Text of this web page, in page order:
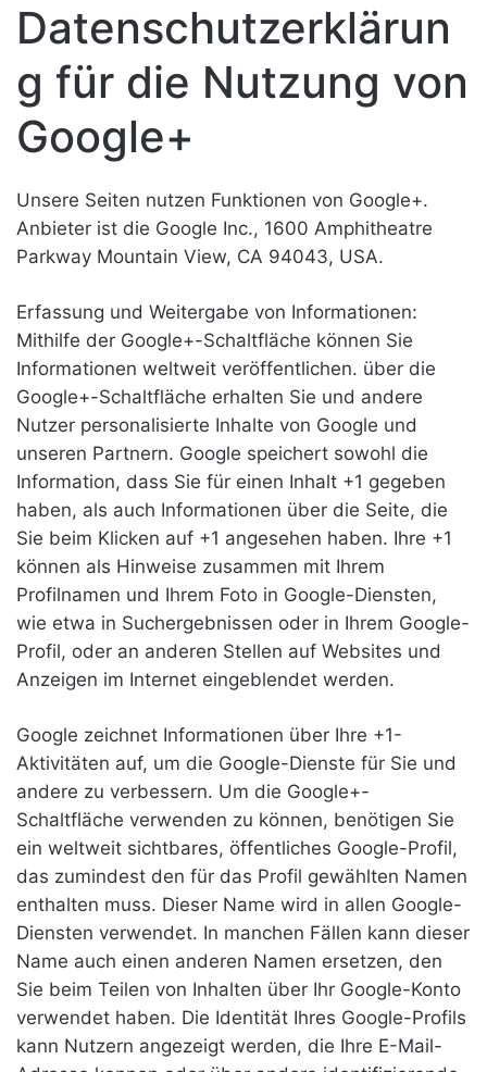
Datenschutzerklärun
g für die Nutzung von
Google+
Unsere Seiten nutzen Funktionen von Google+.
Anbieter ist die Google Inc., 1600 Amphitheatre
Parkway Mountain View, CA 94043, USA.
Erfassung und Weitergabe von Informationen:
Mithilfe der Google+-Schaltfläche können Sie
Informationen weltweit veröffentlichen. über die
Google+-Schaltfläche erhalten Sie und andere
Nutzer personalisierte Inhalte von Google und
unseren Partnern. Google speichert sowohl die
Information, dass Sie für einen Inhalt +1 gegeben
haben, als auch Informationen über die Seite, die
Sie beim Klicken auf +1 angesehen haben. Ihre +1
können als Hinweise zusammen mit Ihrem
Profilnamen und Ihrem Foto in Google-Diensten,
wie etwa in Suchergebnissen oder in Ihrem Google-
Profil, oder an anderen Stellen auf Websites und
Anzeigen im Internet eingeblendet werden.
Google zeichnet Informationen über Ihre +1-
Aktivitäten auf, um die Google-Dienste für Sie und
andere zu verbessern. Um die Google+-
Schaltfläche verwenden zu können, benötigen Sie
ein weltweit sichtbares, öffentliches Google-Profil,
das zumindest den für das Profil gewählten Namen
enthalten muss. Dieser Name wird in allen Google-
Diensten verwendet. In manchen Fällen kann dieser
Name auch einen anderen Namen ersetzen, den
Sie beim Teilen von Inhalten über Ihr Google-Konto
verwendet haben. Die Identität Ihres Google-Profils
kann Nutzern angezeigt werden, die Ihre E-Mail-